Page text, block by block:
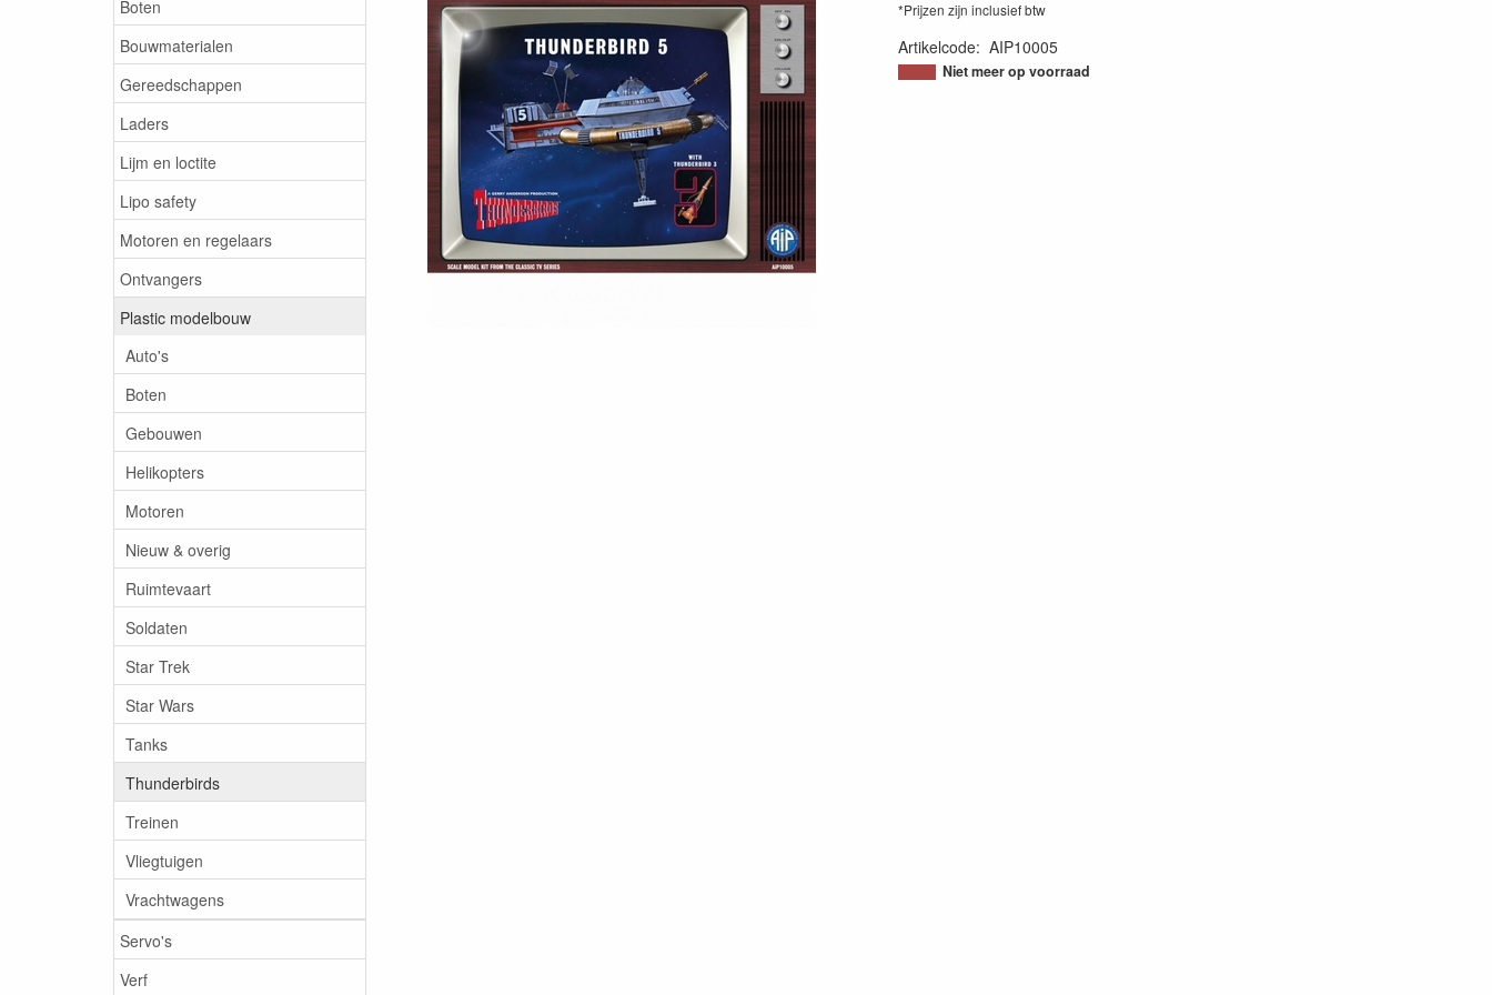
Boten
Bouwmaterialen
Gereedschappen
Laders
Lijm en loctite
Lipo safety
Motoren en regelaars
Ontvangers
Plastic modelbouw
Auto's
Boten
Gebouwen
Helikopters
Motoren
Nieuw & overig
Ruimtevaart
Soldaten
Star Trek
Star Wars
Tanks
Thunderbirds
Treinen
Vliegtuigen
Vrachtwagens
Servo's
Verf
*Prijzen zijn inclusief btw
Artikelcode: AIP10005
5019717100052
Niet meer op voorraad